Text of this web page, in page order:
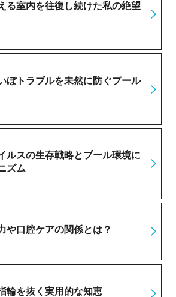
る室内を往復し続けた私の絶望
ぼトラブルを未然に防ぐプール
ルスの生存戦略とプール環境に
ズム
や口腔ケアの関係とは？
輪を抜く実用的な知恵